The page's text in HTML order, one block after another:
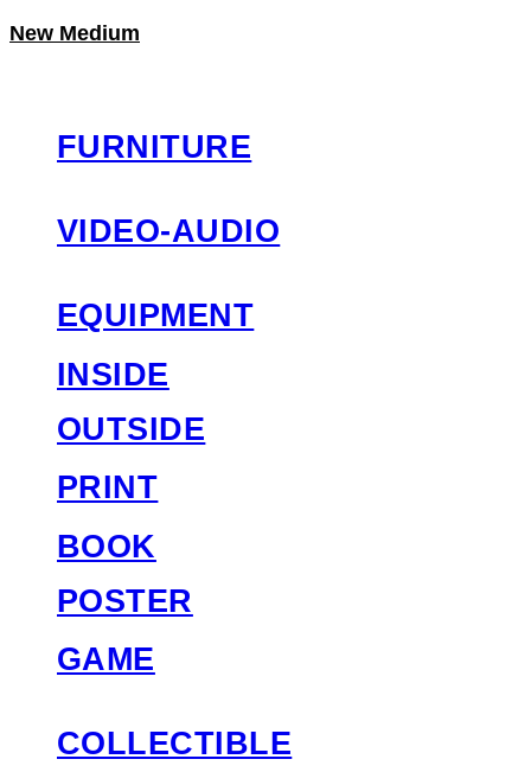
New Medium
FURNITURE
VIDEO-AUDIO
EQUIPMENT
INSIDE
OUTSIDE
PRINT
BOOK
POSTER
GAME
COLLECTIBLE